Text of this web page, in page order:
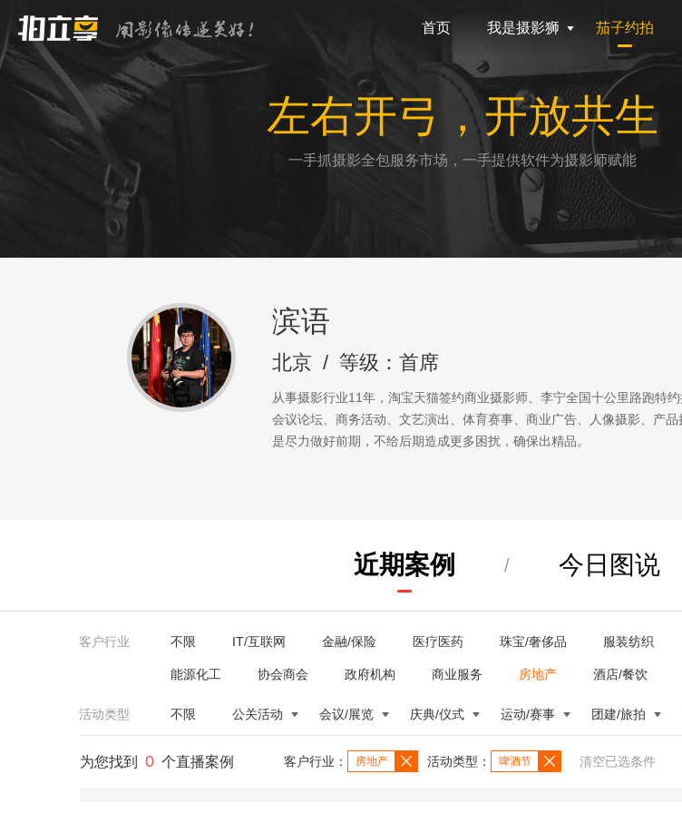
首页 我是摄影狮 茄子约拍
左右开弓，开放共生
一手抓摄影全包服务市场，一手提供软件为摄影师赋能
滨语
北京 / 等级：首席
从事摄影行业11年，淘宝天猫签约商业摄影师、李宁全国十公里路跑特
会议论坛、商务活动、文艺演出、体育赛事、商业广告、人像摄影、产
是尽力做好前期，不给后期造成更多困扰，确保出精品。
近期案例 / 今日图说
客户行业 不限 IT/互联网 金融/保险 医疗医药 珠宝/奢侈品 服装纺织
能源化工 协会商会 政府机构 商业服务 房地产 酒店/餐饮
活动类型 不限 公关活动 会议/展览 庆典/仪式 运动/赛事 团建/旅拍
为您找到 0 个直播案例 客户行业： 房地产 活动类型： 啤酒节 清空已选条件